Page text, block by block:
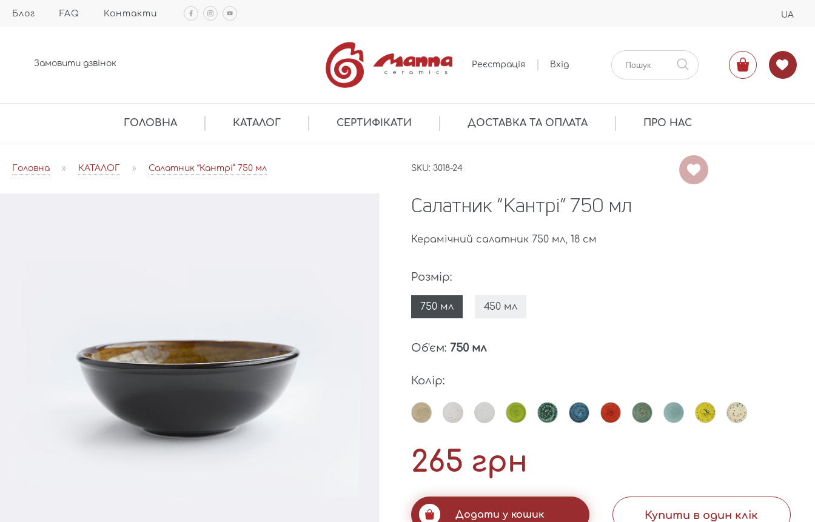
Блог FAQ Контакти UA
Замовити дзвінок Реєстрація Вхід
ГОЛОВНА КАТАЛОГ СЕРТИФІКАТИ ДОСТАВКА ТА ОПЛАТА ПРО НАС
Головна » КАТАЛОГ » Салатник “Кантрі” 750 мл SKU: 3018-24
Салатник “Кантрі” 750 мл
Керамічний салатник 750 мл, 18 см
Розмір:
750 мл 450 мл
Об'єм:750 мл
Колір:
265 грн
Додати у кошик Купити в один клік